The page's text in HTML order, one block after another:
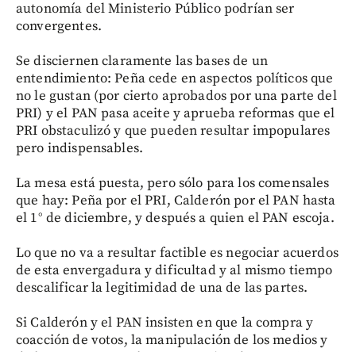
autonomía del Ministerio Público podrían ser
convergentes.
Se disciernen claramente las bases de un
entendimiento: Peña cede en aspectos políticos que
no le gustan (por cierto aprobados por una parte del
PRI) y el PAN pasa aceite y aprueba reformas que el
PRI obstaculizó y que pueden resultar impopulares
pero indispensables.
La mesa está puesta, pero sólo para los comensales
que hay: Peña por el PRI, Calderón por el PAN hasta
el 1° de diciembre, y después a quien el PAN escoja.
Lo que no va a resultar factible es negociar acuerdos
de esta envergadura y dificultad y al mismo tiempo
descalificar la legitimidad de una de las partes.
Si Calderón y el PAN insisten en que la compra y
coacción de votos, la manipulación de los medios y